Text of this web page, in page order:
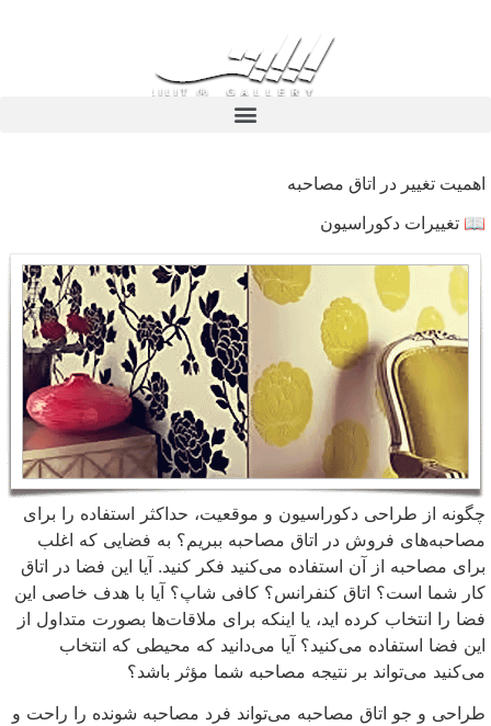
اهمیت تغییر در اتاق مصاحبه
📖 تغییرات دکوراسیون
چگونه از طراحی دکوراسیون و موقعیت، حداکثر استفاده را برای
مصاحبه‌های فروش در اتاق مصاحبه ببریم؟ به فضایی که اغلب
برای مصاحبه از آن استفاده می‌کنید فکر کنید. آیا این فضا در اتاق
کار شما است؟ اتاق کنفرانس؟ کافی شاپ؟ آیا با هدف خاصی این
فضا را انتخاب کرده اید، یا اینکه برای ملاقات‌ها بصورت متداول از
این فضا استفاده می‌کنید؟ آیا می‌دانید که محیطی که انتخاب
می‌کنید می‌تواند بر نتیجه مصاحبه شما مؤثر باشد؟
طراحی و جو اتاق مصاحبه می‌تواند فرد مصاحبه شونده را راحت و